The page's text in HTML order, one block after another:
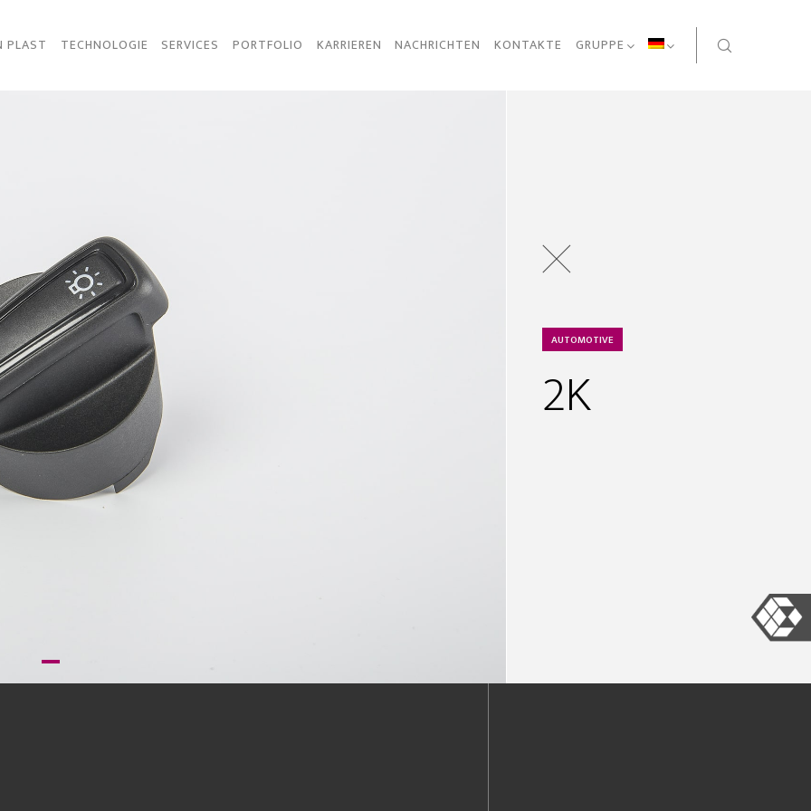
PLAST TECHNOLOGIE SERVICES PORTFOLIO KARRIEREN NACHRICHTEN KONTAKTE GRUPPE
AUTOMOTIVE
2K